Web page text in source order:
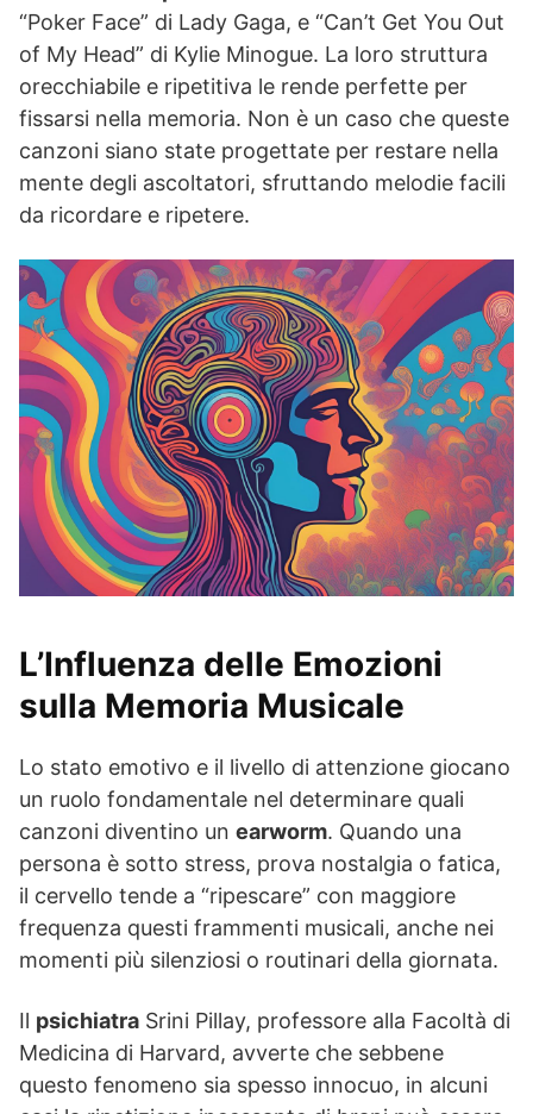
“Poker Face” di Lady Gaga, e “Can’t Get You Out
of My Head” di Kylie Minogue. La loro struttura
orecchiabile e ripetitiva le rende perfette per
fissarsi nella memoria. Non è un caso che queste
canzoni siano state progettate per restare nella
mente degli ascoltatori, sfruttando melodie facili
da ricordare e ripetere.
L’Influenza delle Emozioni
sulla Memoria Musicale
Lo stato emotivo e il livello di attenzione giocano
un ruolo fondamentale nel determinare quali
canzoni diventino un earworm. Quando una
persona è sotto stress, prova nostalgia o fatica,
il cervello tende a “ripescare” con maggiore
frequenza questi frammenti musicali, anche nei
momenti più silenziosi o routinari della giornata.
Il psichiatra Srini Pillay, professore alla Facoltà di
Medicina di Harvard, avverte che sebbene
questo fenomeno sia spesso innocuo, in alcuni